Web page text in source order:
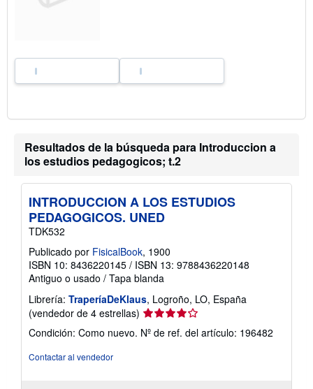
n
o
Resultados de la búsqueda para Introduccion a
los estudios pedagogicos; t.2
INTRODUCCION A LOS ESTUDIOS
PEDAGOGICOS. UNED
TDK532
Publicado por FisicalBook, 1900
ISBN 10: 8436220145 / ISBN 13: 9788436220148
Antiguo o usado / Tapa blanda
Librería: TraperíaDeKlaus, Logroño, LO, España
(vendedor de 4 estrellas) Calificación
del
vendedor:
Condición: Como nuevo. Nº de ref. del artículo: 196482
Contactar al vendedor